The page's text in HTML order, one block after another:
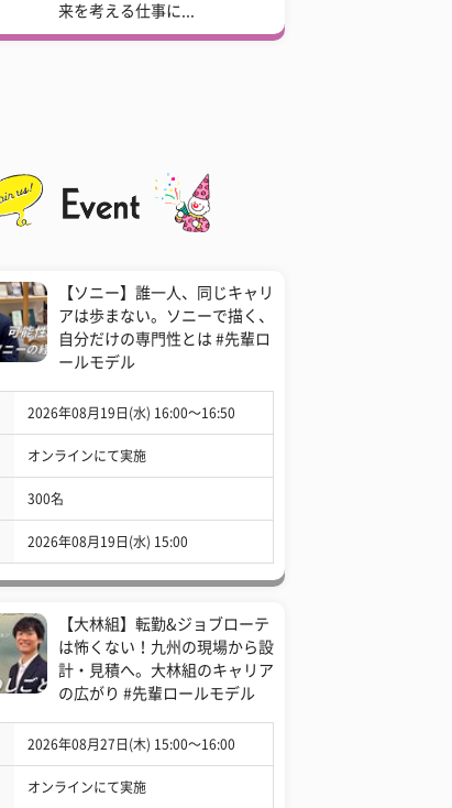
来を考える仕事に...
【ソニー】誰一人、同じキャリ
アは歩まない。ソニーで描く、
自分だけの専門性とは #先輩ロ
ールモデル
2026年08月19日(水) 16:00〜16:50
オンラインにて実施
300名
2026年08月19日(水) 15:00
【大林組】転勤&ジョブローテ
は怖くない！九州の現場から設
計・見積へ。大林組のキャリア
の広がり #先輩ロールモデル
2026年08月27日(木) 15:00〜16:00
オンラインにて実施